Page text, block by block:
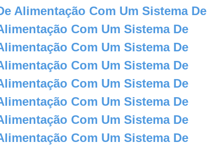
Alimentação Com Um Sistema De
Com Um Sistema De
Com Um Sistema De
Com Um Sistema De
Com Um Sistema De
Com Um Sistema De
Com Um Sistema De
Com Um Sistema De